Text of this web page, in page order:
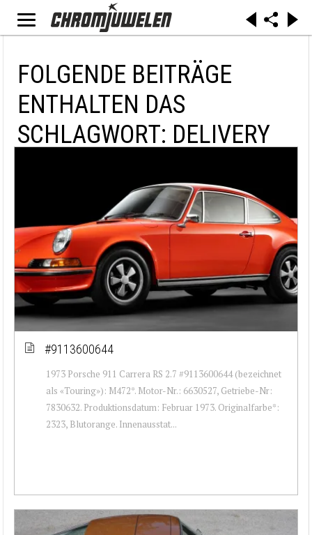
FOLGENDE BEITRÄGE
ENTHALTEN DAS
SCHLAGWORT: DELIVERY
#9113600644
1973 Porsche 911 Carrera RS 2.7 #9113600644 (bezeichnet
als «Touring»): M472*. Motor-Nr.: 6630527, Getriebe-Nr:
7830632. Produktionsdatum: Februar 1973. Originalfarbe*:
2323, Blutorange. Innenausstat...